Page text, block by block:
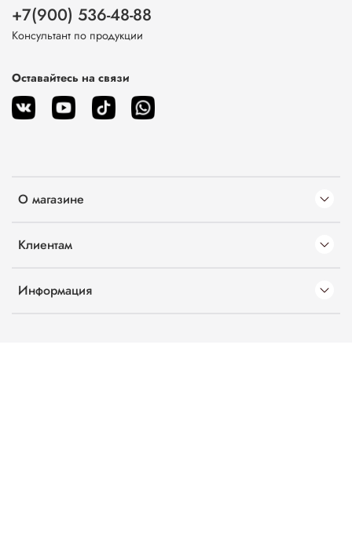
О магазине
Клиентам
Информация
+7(900) 536-48-88
Консультант по продукции
Оставайтесь на связи